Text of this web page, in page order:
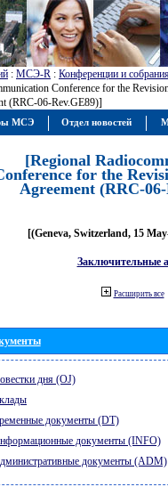
: МСЭ-R : Конференции и
Conference for the
(RRC-06-Rev.GE89)]
[Regional
for the
Agreement (RRC-
[(Geneva, Switzerland, 15
Заключительные
Расширить все
дня (OJ)
документы (DT)
документы (INFO)
документы (ADM)
МСЭ Отдел новостей